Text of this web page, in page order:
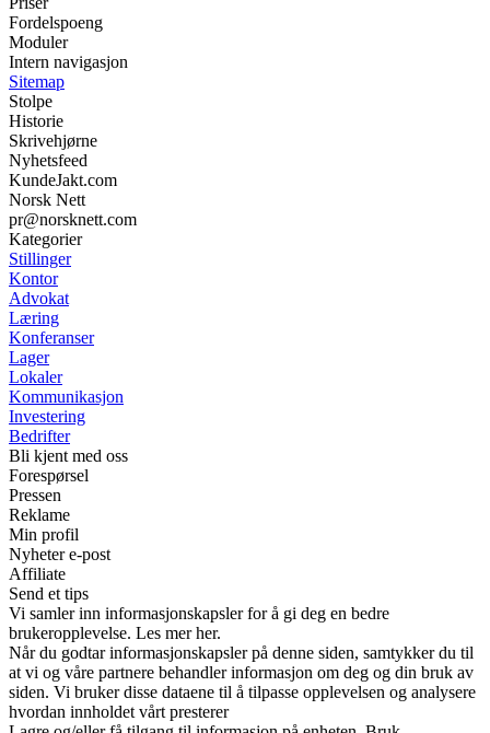
Fordelspoeng
Moduler
Intern navigasjon
Sitemap
Stolpe
Historie
Skrivehjørne
Nyhetsfeed
KundeJakt.com
Norsk Nett
pr@norsknett.com
Kategorier
Stillinger
Kontor
Advokat
Læring
Konferanser
Lager
Lokaler
Kommunikasjon
Investering
Bedrifter
Bli kjent med oss
Forespørsel
Pressen
Reklame
Min profil
Nyheter e-post
Affiliate
Send et tips
Vi samler inn informasjonskapsler for å gi deg en bedre
brukeropplevelse. Les mer her.
Når du godtar informasjonskapsler på denne siden, samtykker du til
at vi og våre partnere behandler informasjon om deg og din bruk av
siden. Vi bruker disse dataene til å tilpasse opplevelsen og analysere
hvordan innholdet vårt presterer